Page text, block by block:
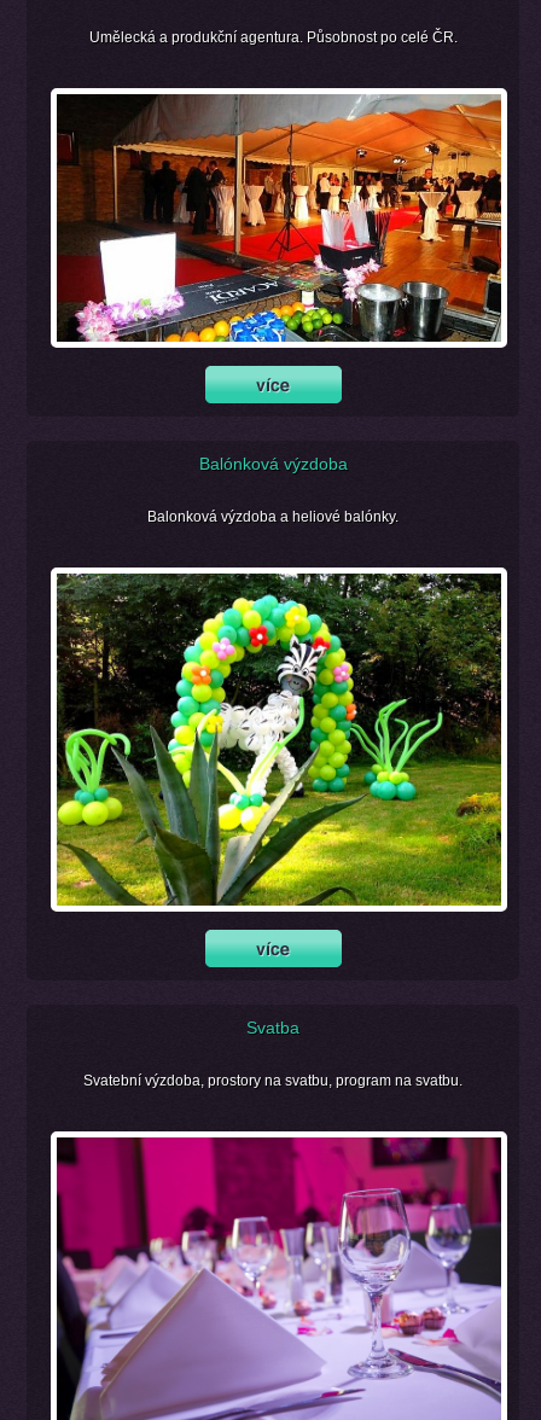
Umělecká a produkční agentura. Působnost po celé ČR.
Balónková výzdoba
Balonková výzdoba a heliové balónky.
Svatba
Svatební výzdoba, prostory na svatbu, program na svatbu.